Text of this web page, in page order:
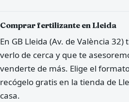
Comprar fertilizante en Lleida
En GB Lleida (Av. de València
verlo de cerca y que te
venderte de más. Elige el
recógelo gratis en la tienda de
casa.